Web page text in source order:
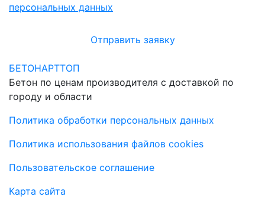
персональных данных
Отправить заявку
БЕТОНАРТТОП
Бетон по ценам производителя с доставкой по
городу и области
Политика обработки персональных данных
Политика использования файлов cookies
Пользовательское соглашение
Карта сайта